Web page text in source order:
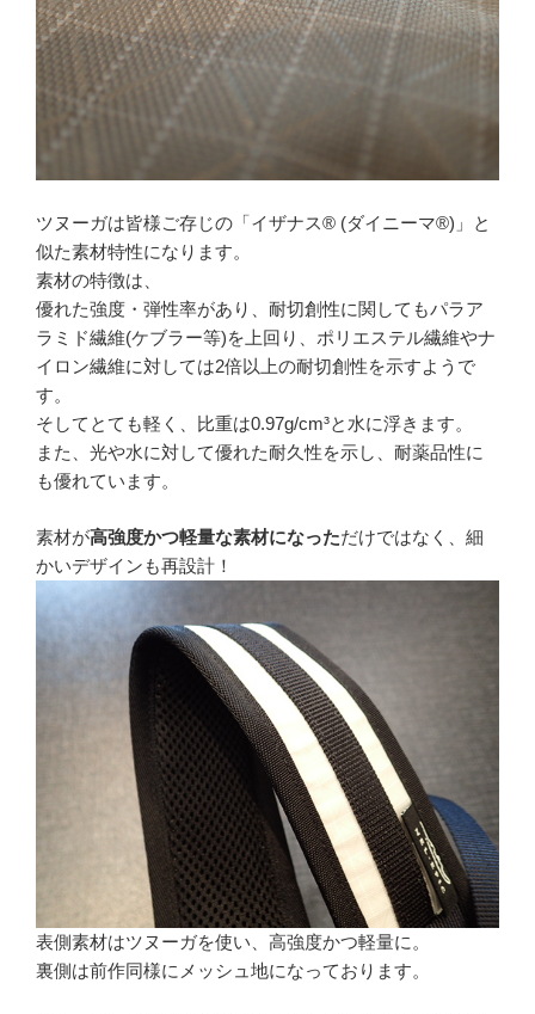
ツヌーガは皆様ご存じの「イザナス® (ダイニーマ®)」と
似た素材特性になります。
素材の特徴は、
優れた強度・弾性率があり、耐切創性に関してもパラア
ラミド繊維(ケブラー等)を上回り、ポリエステル繊維やナ
イロン繊維に対しては2倍以上の耐切創性を示すようで
す。
そしてとても軽く、比重は0.97g/cm³と水に浮きます。
また、光や水に対して優れた耐久性を示し、耐薬品性に
も優れています。
素材が高強度かつ軽量な素材になっただけではなく、細
かいデザインも再設計！
表側素材はツヌーガを使い、高強度かつ軽量に。
裏側は前作同様にメッシュ地になっております。